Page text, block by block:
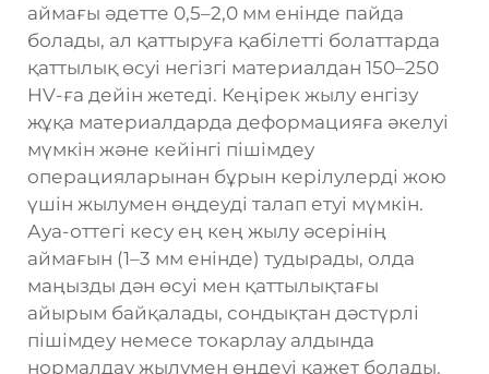
аймағы әдетте 0,5–2,0 мм енінде пайда
болады, ал қаттыруға қабілетті болаттарда
қаттылық өсуі негізгі материалдан 150–250
HV-ға дейін жетеді. Кеңірек жылу енгізу
жұқа материалдарда деформацияға әкелуі
мүмкін және кейінгі пішімдеу
операцияларынан бұрын керілулерді жою
үшін жылумен өңдеуді талап етуі мүмкін.
Ауа-оттегі кесу ең кең жылу әсерінің
аймағын (1–3 мм енінде) тудырады, олда
маңызды дән өсуі мен қаттылықтағы
айырым байқалады, сондықтан дәстүрлі
пішімдеу немесе токарлау алдында
нормалдау жылумен өңдеуі қажет болады.